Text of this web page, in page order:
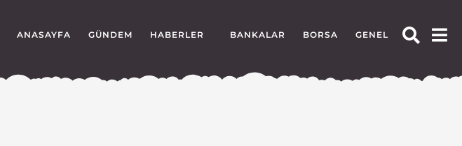
ANASAYFA GÜNDEM HABERLER BANKALAR BORSA GENEL